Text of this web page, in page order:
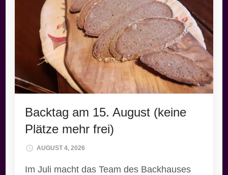
Backtag am 15. August (keine
Plätze mehr frei)
AUGUST 4, 2026
Im Juli macht das Team des Backhauses